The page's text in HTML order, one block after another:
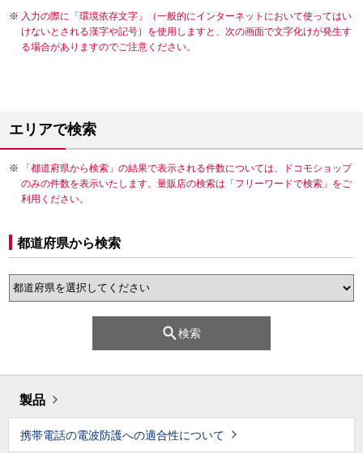
入力の際に「環境依存文字」（一般的にインターネットにおいて使ってはい
けないとされる漢字や記号）を使用しますと、次の画面で文字化けが発生す
る場合がありますのでご注意ください。
エリアで検索
「都道府県から検索」の結果で表示される件数については、ドコモショップ
のみの件数を表示いたします。量販店の検索は「フリーワードで検索」をご
利用ください。
都道府県から検索
検索
製品
携帯電話の電波防護への適合性について